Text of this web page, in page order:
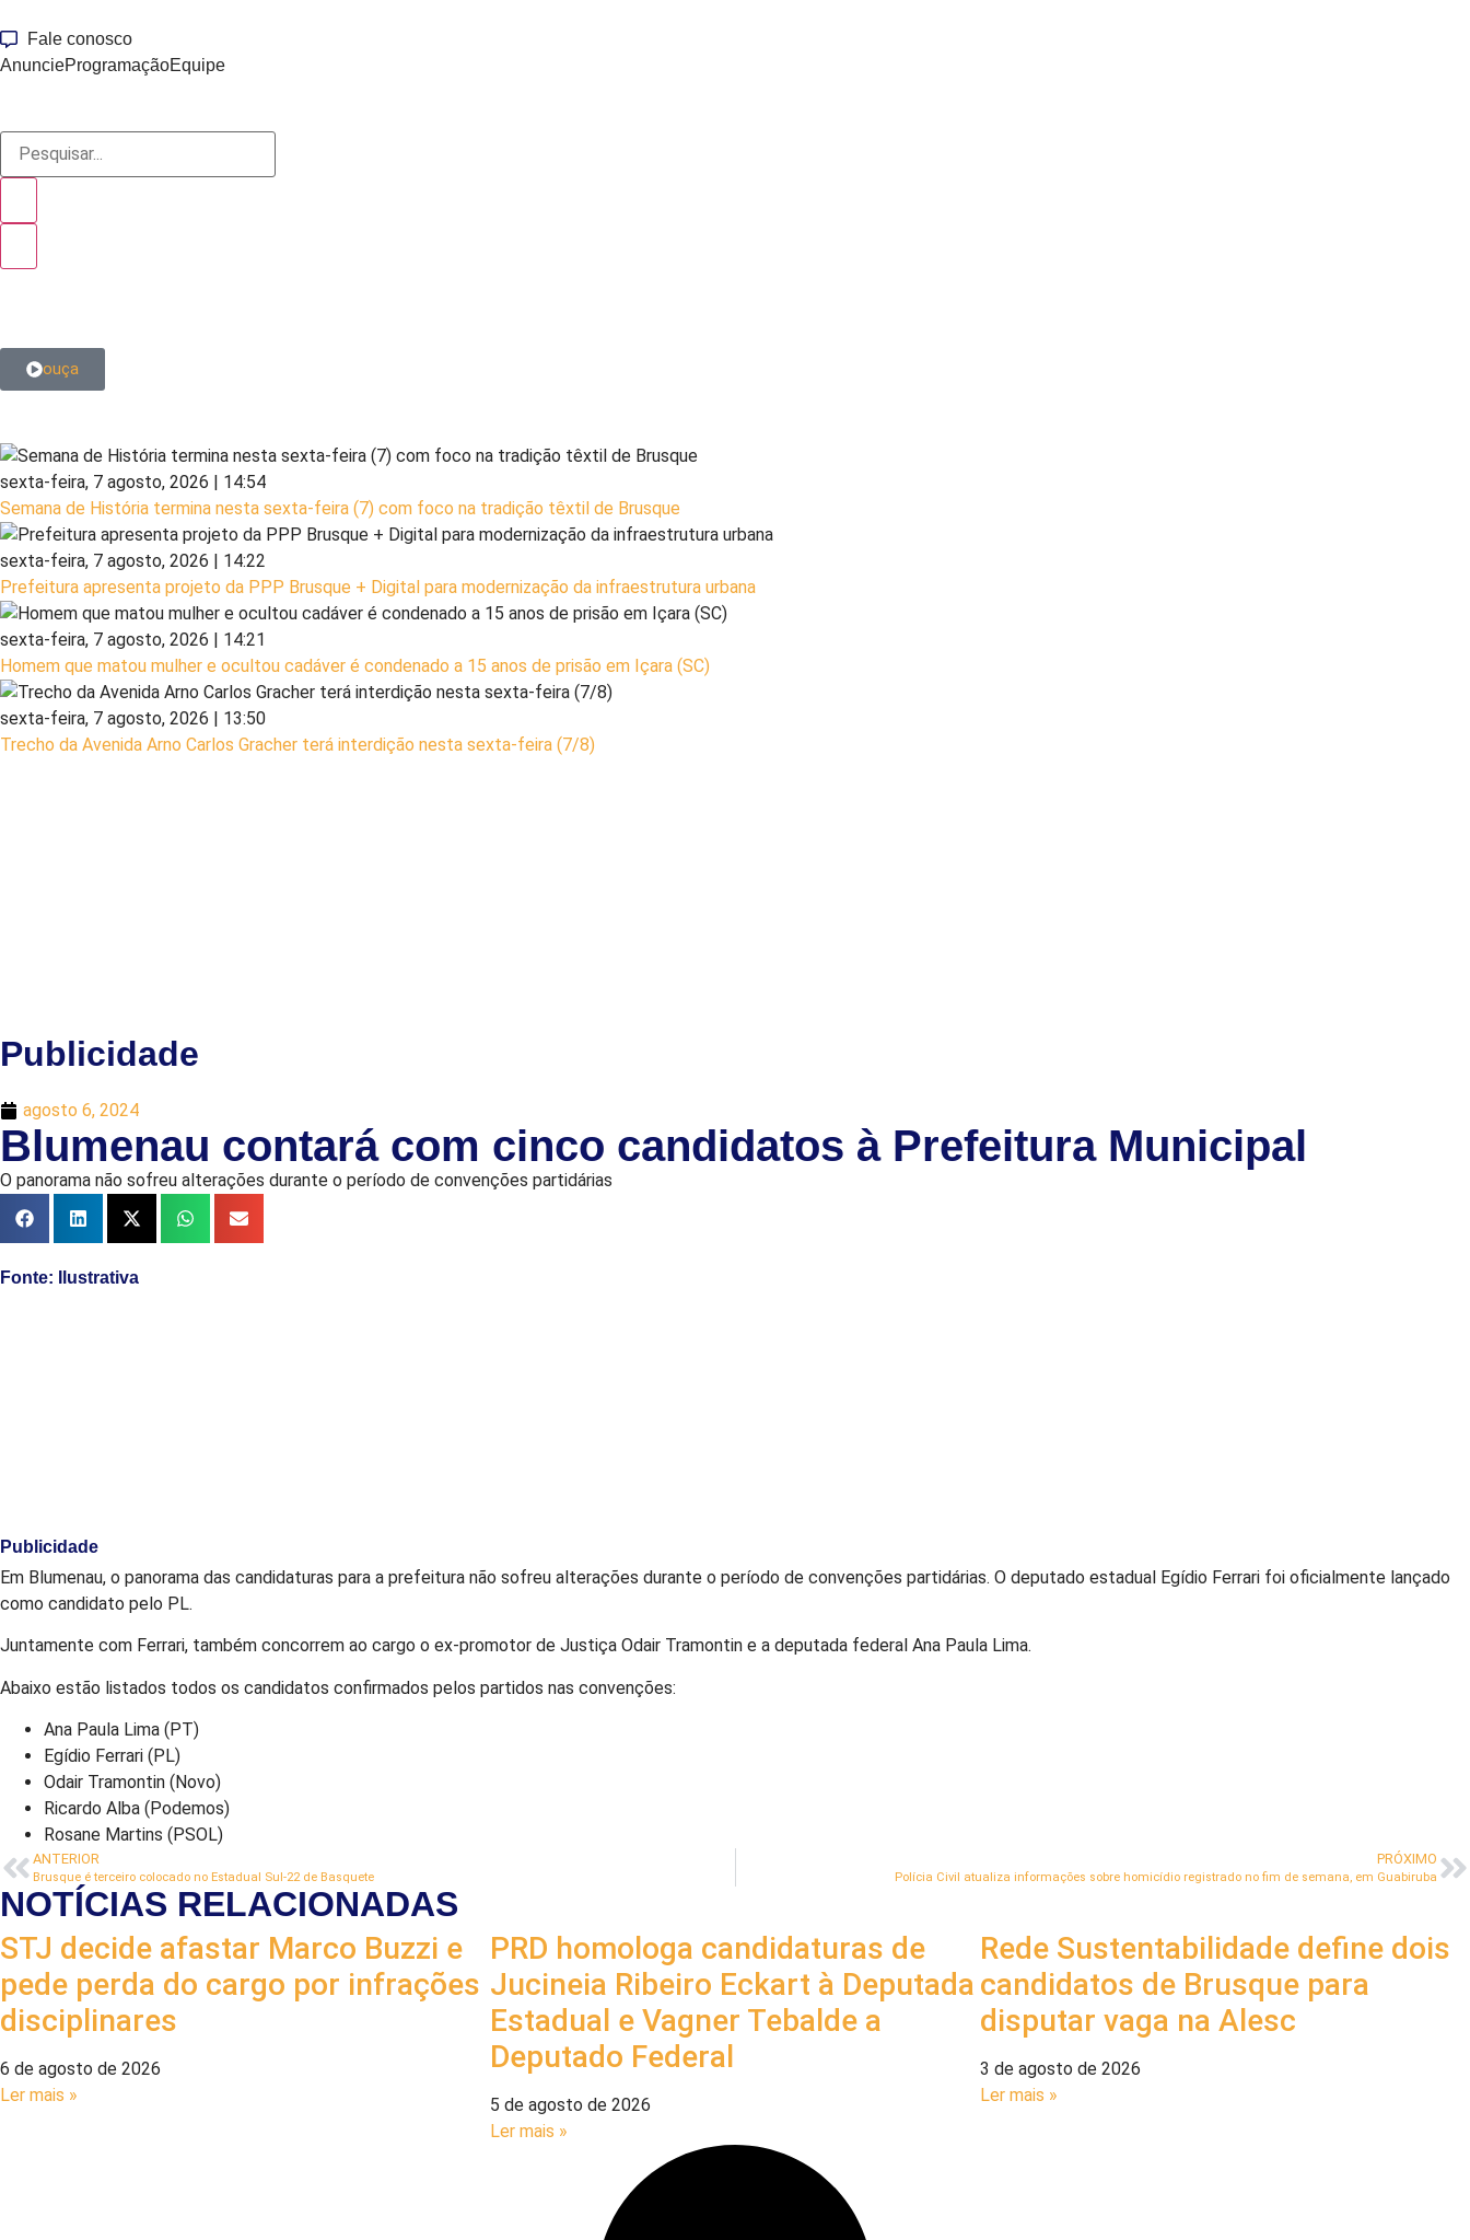
Fale conosco
AnuncieProgramaçãoEquipe
ouça
sexta-feira, 7 agosto, 2026 | 14:54
Semana de História termina nesta sexta-feira (7) com foco na tradição têxtil de Brusque
sexta-feira, 7 agosto, 2026 | 14:22
Prefeitura apresenta projeto da PPP Brusque + Digital para modernização da infraestrutura urbana
sexta-feira, 7 agosto, 2026 | 14:21
Homem que matou mulher e ocultou cadáver é condenado a 15 anos de prisão em Içara (SC)
sexta-feira, 7 agosto, 2026 | 13:50
Trecho da Avenida Arno Carlos Gracher terá interdição nesta sexta-feira (7/8)
Publicidade
agosto 6, 2024
Blumenau contará com cinco candidatos à Prefeitura Municipal
O panorama não sofreu alterações durante o período de convenções partidárias
Fonte: Ilustrativa
Publicidade
Em Blumenau, o panorama das candidaturas para a prefeitura não sofreu alterações durante o período de convenções partidárias. O deputado estadual Egídio Ferrari foi oficialmente lançado
como candidato pelo PL.
Juntamente com Ferrari, também concorrem ao cargo o ex-promotor de Justiça Odair Tramontin e a deputada federal Ana Paula Lima.
Abaixo estão listados todos os candidatos confirmados pelos partidos nas convenções:
Ana Paula Lima (PT)
Egídio Ferrari (PL)
Odair Tramontin (Novo)
Ricardo Alba (Podemos)
Rosane Martins (PSOL)
ANTERIOR
Brusque é terceiro colocado no Estadual Sul-22 de Basquete
PRÓXIMO
Polícia Civil atualiza informações sobre homicídio registrado no fim de semana, em Guabiruba
NOTÍCIAS RELACIONADAS
STJ decide afastar Marco Buzzi e
pede perda do cargo por infrações
disciplinares
6 de agosto de 2026
Ler mais »
PRD homologa candidaturas de
Jucineia Ribeiro Eckart à Deputada
Estadual e Vagner Tebalde a
Deputado Federal
5 de agosto de 2026
Ler mais »
Rede Sustentabilidade define dois
candidatos de Brusque para
disputar vaga na Alesc
3 de agosto de 2026
Ler mais »